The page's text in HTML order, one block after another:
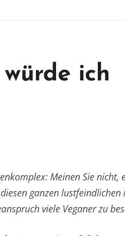
ich
Meinen Sie nicht,
ganzen lustfeindlichen
viele Veganer zu